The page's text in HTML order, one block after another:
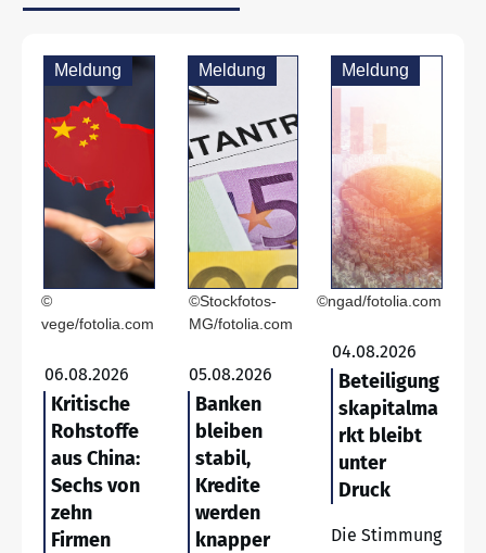
Meldung
©
vege/fotolia.com
06.08.2026
Kritische
Rohstoffe
aus China:
Sechs von
zehn
Firmen
Meldung
©Stockfotos-
MG/fotolia.com
05.08.2026
Banken
bleiben
stabil,
Kredite
werden
knapper
Meldung
©ngad/fotolia.com
04.08.2026
Beteiligung
skapitalma
rkt bleibt
unter
Druck
Die Stimmung